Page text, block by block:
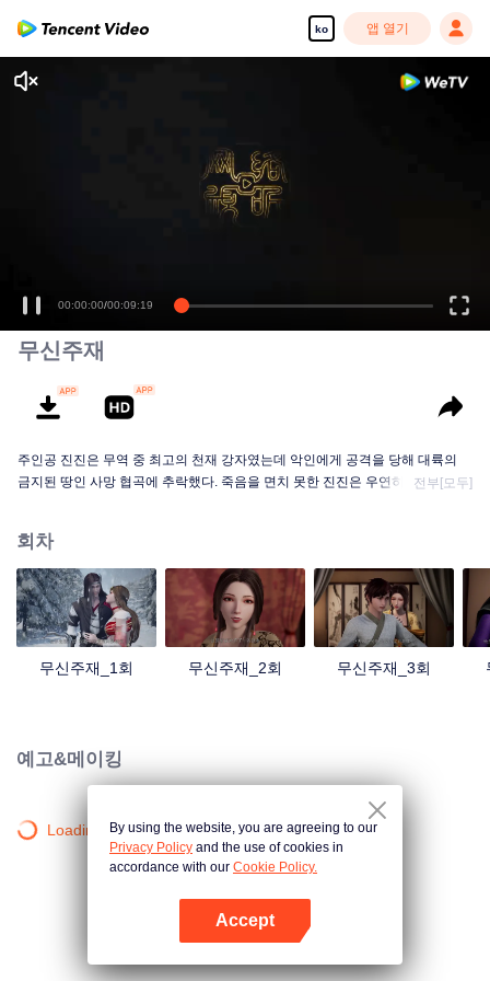
ko 앱 열기
00:00:00/00:09:19
무신주재
주인공 진진은 무역 중 최고의 천재 강자였는데 악인에게 공격을 당해 대륙의
금지된 땅인 사망 협곡에 추락했다. 죽음을 면치 못한 진진은 우연히 신비한 고
을 지키기 위해 진진은 의연하게 천하 다섯 나라를 지키는 큰 임무를 짊어지고,
다시 한번 무도길을 밟았다.
전부[모두]
회차
무신주재_1회 무신주재_2회 무신주재_3회
예고&메이킹
Loading…By using the website, you are agreeing to our
Privacy Policy and the use of cookies in
accordance with our Cookie Policy.
Accept